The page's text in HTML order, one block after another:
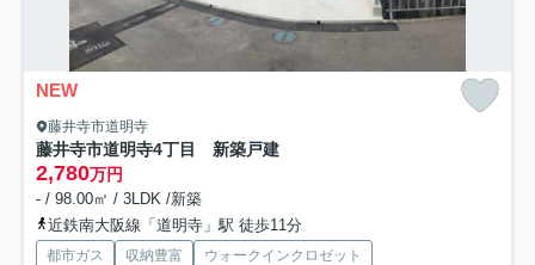
NEW
藤井寺市道明寺
藤井寺市道明寺4丁目 新築戸建
2,780万円
- / 98.00㎡ / 3LDK /新築
近鉄南大阪線「道明寺」駅 徒歩11分
都市ガス 収納豊富
ウォークインクロゼット